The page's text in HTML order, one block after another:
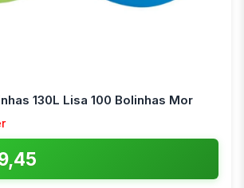
130L Lisa 100 Bolinhas Mor